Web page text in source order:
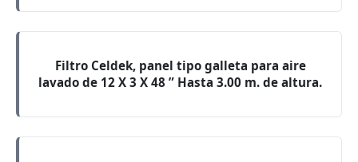
Filtro Celdek, panel tipo galleta para aire
lavado de 12 X 3 X 48 ” Hasta 3.00 m. de altura.